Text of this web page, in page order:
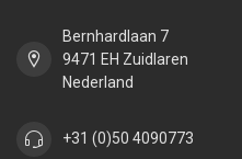
Bernhardlaan 7
9471 EH Zuidlaren
Nederland
+31 (0)50 4090773